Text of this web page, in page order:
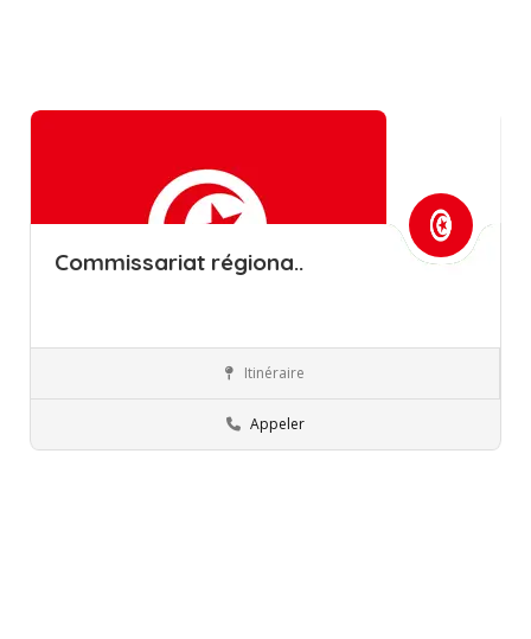
Commissariat régiona..
Commissions régionales de l’éducation
Itinéraire
Appeler